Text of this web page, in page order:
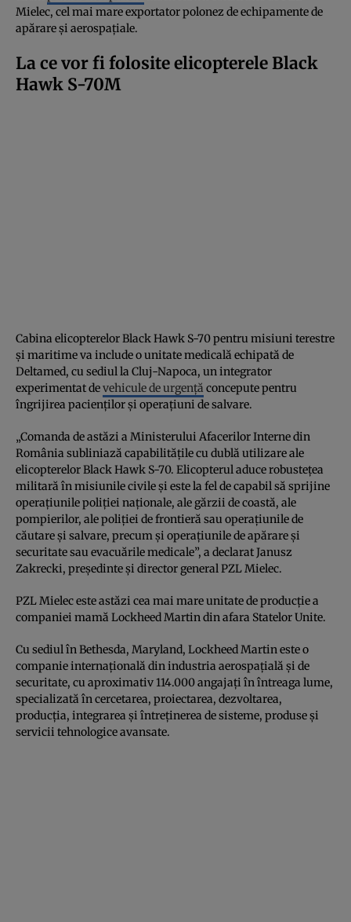
Mielec, cel mai mare exportator polonez de echipamente de
apărare și aerospațiale.
La ce vor fi folosite elicopterele Black
Hawk S-70M
Cabina elicopterelor Black Hawk S-70 pentru misiuni terestre
și maritime va include o unitate medicală echipată de
Deltamed, cu sediul la Cluj-Napoca, un integrator
experimentat devehicule de urgență concepute pentru
îngrijirea pacienților și operațiuni de salvare.
„Comanda de astăzi a Ministerului Afacerilor Interne din
România subliniază capabilitățile cu dublă utilizare ale
elicopterelor Black Hawk S-70. Elicopterul aduce robustețea
militară în misiunile civile și este la fel de capabil să sprijine
operațiunile poliției naționale, ale gărzii de coastă, ale
pompierilor, ale poliției de frontieră sau operațiunile de
căutare și salvare, precum și operațiunile de apărare și
securitate sau evacuările medicale”, a declarat Janusz
Zakrecki, președinte și director general PZL Mielec.
PZL Mielec este astăzi cea mai mare unitate de producție a
companiei mamă Lockheed Martin din afara Statelor Unite.
Cu sediul în Bethesda, Maryland, Lockheed Martin este o
companie internațională din industria aerospațială și de
securitate, cu aproximativ 114.000 angajați în întreaga lume,
specializată în cercetarea, proiectarea, dezvoltarea,
producția, integrarea și întreținerea de sisteme, produse și
servicii tehnologice avansate.